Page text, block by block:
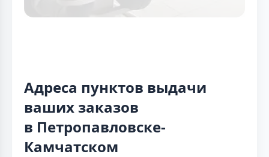
Адреса пунктов выдачи
ваших заказов
в Петропавловске-
Камчатском